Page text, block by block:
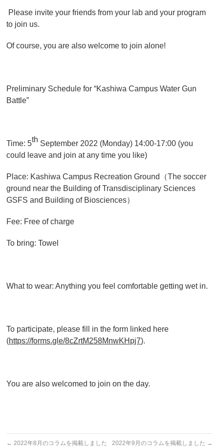
Please invite your friends from your lab and your program
to join us.
Of course, you are also welcome to join alone!
Preliminary Schedule for “Kashiwa Campus Water Gun
Battle”
Time: 5th September 2022 (Monday) 14:00-17:00 (you
could leave and join at any time you like)
Place: Kashiwa Campus Recreation Ground （The soccer
ground near the Building of Transdisciplinary Sciences
GSFS and Building of Biosciences）
Fee: Free of charge
To bring: Towel
What to wear: Anything you feel comfortable getting wet in.
To participate, please fill in the form linked here
(https://forms.gle/8cZrtM258MnwKHpj7).
You are also welcomed to join on the day.
← 2022年8月のコラムを掲載しました 2022年9月のコラムを掲載しました →